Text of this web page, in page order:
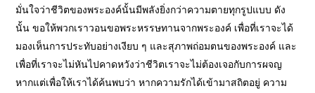
มั่นใจว่าชีวิตของพระองค์นั้นมีพลังยิ่งกว่าความตายทุกรูปแบบ ดัง
นั้น ขอให้พวกเราวอนขอพระหรรษทานจากพระองค์ เพื่อที่เราจะได้
มองเห็นการประทับอย่างเงียบ ๆ และสุภาพถ่อมตนของพระองค์ และ
เพื่อที่เราจะไม่หันไปคาดหวังว่าชีวิตเราจะไม่ต้องเจอกับการผจญ
หากแต่เพื่อให้เราได้ค้นพบว่า หากความรักได้เข้ามาสถิตอยู่ ความ